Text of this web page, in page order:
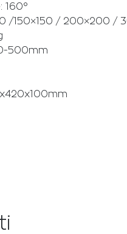
160°
/150×150 /
500mm